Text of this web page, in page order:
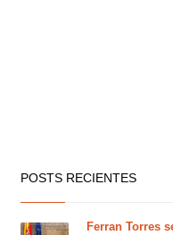
POSTS RECIENTES
Ferran Torres